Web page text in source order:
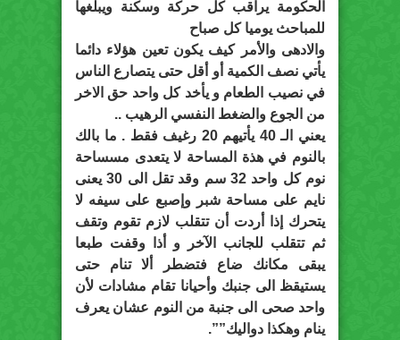
الحكومة يراقب كل حركة وسكنة ويبلغها
للمباحث يوميا كل صباح
والادهى والأمر كيف يكون تعين هؤلاء دائما
يأتي نصف الكمية أو أقل حتى يتصارع الناس
في نصيب الطعام و يأخد كل واحد حق الاخر
من الجوع والضغط النفسي الرهيب ..
يعني الـ 40 يأتيهم 20 رغيف فقط . ما بالك
بالنوم في هذة المساحة لا يتعدى مسساحة
نوم كل واحد 32 سم وقد تقل الى 30 يعنى
نايم على مساحة شبر وإصبع على سيفه لا
يتحرك إذا أردت أن تتقلب لازم تقوم وتقف
ثم تتقلب للجانب الآخر و أذا وقفت طبعا
يبقى مكانك ضاع فتضطر ألا تنام حتى
يستيقظ الى جنبك وأحيانا تقام مشادات لأن
واحد صحى الى جنبة من النوم عشان يعرف
ينام وهكذا دواليك””.